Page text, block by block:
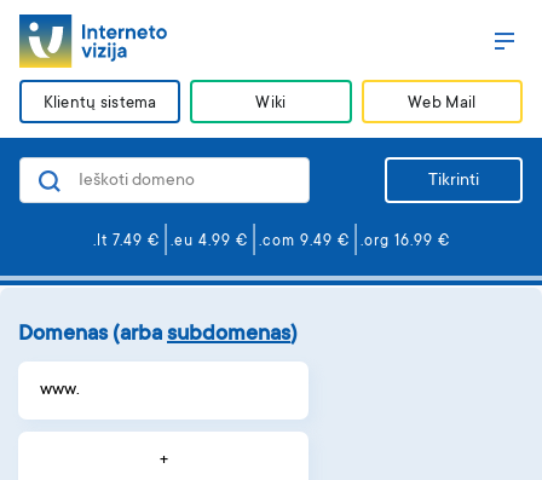
Domenai
Svetainės ir el. paštas
Svetainės kūrimas
Apie mus
Klientų sistema Wiki Web Mail
Tikrinti
.lt 7.49 € .eu 4.99 € .com 9.49 € .org 16.99 €
Domenas (arba subdomenas)